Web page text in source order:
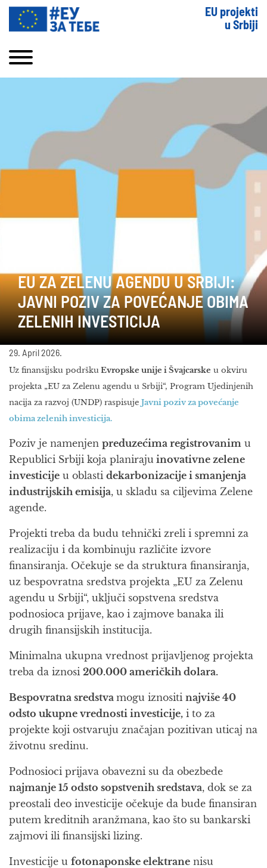
EU projekti
u Srbiji
EU ZA ZELENU AGENDU U SRBIJI:
JAVNI POZIV ZA POVEĆANJE OBIMA
ZELENIH INVESTICIJA
29. April 2026.
Uz finansijsku podrškuEvropske unije i Švajcarske u okviru
projekta „EU za Zelenu agendu u Srbiji“, Program Ujedinjenih
nacija za razvoj (UNDP) raspisuje Javni poziv za povećanje
obima zelenih investicija.
Poziv je namenjen preduzećima registrovanim u
Republici Srbiji koja planiraju inovativne zelene
investicije u oblasti dekarbonizacije i smanjenja
industrijskih emisija, u skladu sa ciljevima Zelene
agende.
Projekti treba da budu tehnički zreli i spremni za
realizaciju i da kombinuju različite izvore
finansiranja. Očekuje se da struktura finansiranja,
uz bespovratna sredstva projekta „EU za Zelenu
agendu u Srbiji“, uključi sopstvena sredstva
podnosioca prijave, kao i zajmove banaka ili
drugih finansijskih institucija.
Minimalna ukupna vrednost prijavljenog projekta
treba da iznosi 200.000 američkih dolara.
Bespovratna sredstva mogu iznositi najviše 40
odsto ukupne vrednosti investicije, i to za
projekte koji ostvaruju značajan pozitivan uticaj na
životnu sredinu.
Podnosioci prijava obavezni su da obezbede
najmanje 15 odsto sopstvenih sredstava, dok se za
preostali deo investicije očekuje da bude finansiran
putem kreditnih aranžmana, kao što su bankarski
zajmovi ili finansijski lizing.
Investicije u fotonaponske elektrane nisu